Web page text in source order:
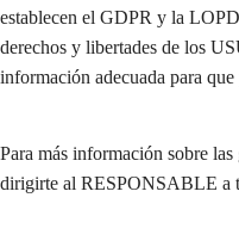
establecen el GDPR y la
derechos y libertades de los
información adecuada para
Para más información sobre
dirigirte al RESPONSABLE a